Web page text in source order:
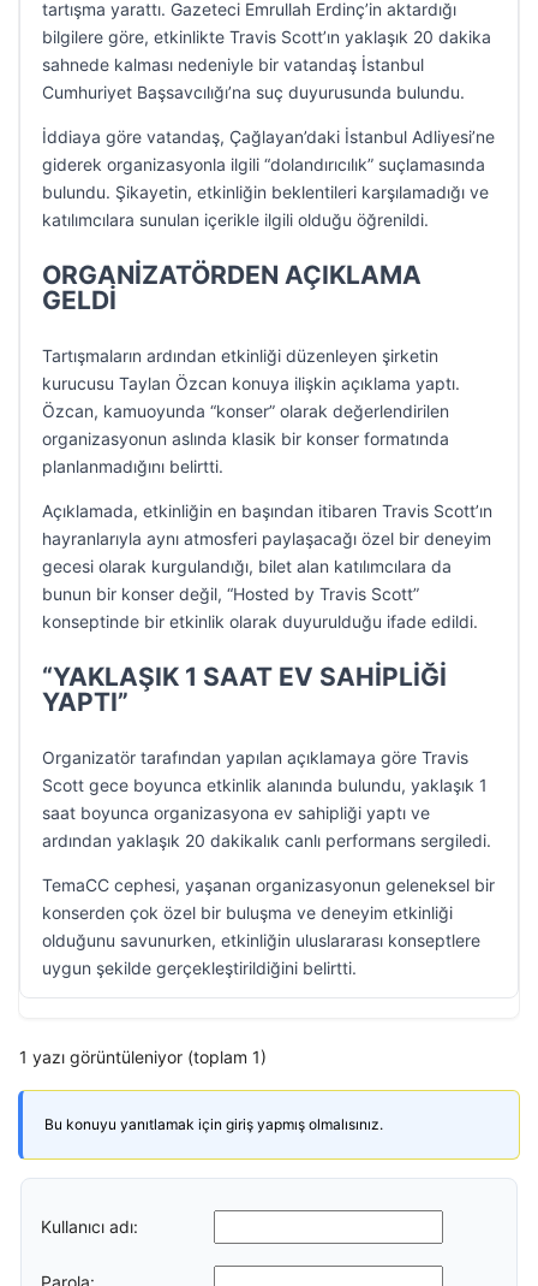
tartışma yarattı. Gazeteci Emrullah Erdinç’in aktardığı
bilgilere göre, etkinlikte Travis Scott’ın yaklaşık 20 dakika
sahnede kalması nedeniyle bir vatandaş İstanbul
Cumhuriyet Başsavcılığı’na suç duyurusunda bulundu.
İddiaya göre vatandaş, Çağlayan’daki İstanbul Adliyesi’ne
giderek organizasyonla ilgili “dolandırıcılık” suçlamasında
bulundu. Şikayetin, etkinliğin beklentileri karşılamadığı ve
katılımcılara sunulan içerikle ilgili olduğu öğrenildi.
ORGANİZATÖRDEN AÇIKLAMA
GELDİ
Tartışmaların ardından etkinliği düzenleyen şirketin
kurucusu Taylan Özcan konuya ilişkin açıklama yaptı.
Özcan, kamuoyunda “konser” olarak değerlendirilen
organizasyonun aslında klasik bir konser formatında
planlanmadığını belirtti.
Açıklamada, etkinliğin en başından itibaren Travis Scott’ın
hayranlarıyla aynı atmosferi paylaşacağı özel bir deneyim
gecesi olarak kurgulandığı, bilet alan katılımcılara da
bunun bir konser değil, “Hosted by Travis Scott”
konseptinde bir etkinlik olarak duyurulduğu ifade edildi.
“YAKLAŞIK 1 SAAT EV SAHİPLİĞİ
YAPTI”
Organizatör tarafından yapılan açıklamaya göre Travis
Scott gece boyunca etkinlik alanında bulundu, yaklaşık 1
saat boyunca organizasyona ev sahipliği yaptı ve
ardından yaklaşık 20 dakikalık canlı performans sergiledi.
TemaCC cephesi, yaşanan organizasyonun geleneksel bir
konserden çok özel bir buluşma ve deneyim etkinliği
olduğunu savunurken, etkinliğin uluslararası konseptlere
uygun şekilde gerçekleştirildiğini belirtti.
1 yazı görüntüleniyor (toplam 1)
Bu konuyu yanıtlamak için giriş yapmış olmalısınız.
Kullanıcı adı:
Parola: